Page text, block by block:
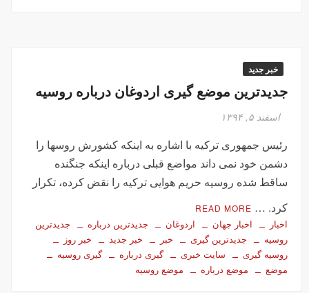
خبر جدید
جدیدترین موضع گیری اردوغان درباره روسیه
اسفند ۵, ۱۳۹۴
رئیس جمهوری ترکیه با اشاره به اینکه کشورش روسها را
دشمن خود نمی داند مواضع قبلی درباره اینکه جنگنده
ساقط شده روسیه حریم هوایی ترکیه را نقض کرده، تکرار
کرد. … READ MORE
اخبار اخبار جهان اردوغان جدیدترین درباره
جدیدترین
روسیه
جدیدترین گیری خبر خبر جدید
خبر روز
روسیه گیری
سایت خبری گیری درباره
گیری روسیه
موضع
موضع درباره موضع روسیه